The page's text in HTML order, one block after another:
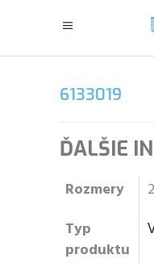
6133019
ĎALŠIE
Rozmery
Typ
produktu